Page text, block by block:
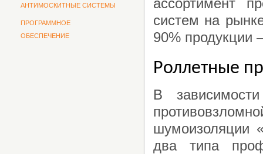
АНТИМОСКИТНЫЕ СИСТЕМЫ
ПРОГРАММНОЕ
ОБЕСПЕЧЕНИЕ
ассортимент
систем на
90% продукции
Роллетные
В
шумоизоляции
два типа